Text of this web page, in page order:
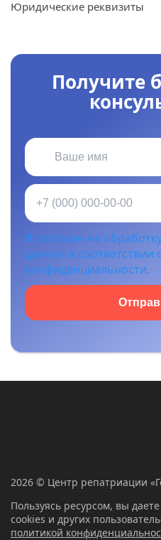
Юридические реквизиты
Получите
Я согласен на
данных в соответствии
конфиденциальности.
2026 © Центр репатриации
Пользуясь ресурсом, вы
cookies и других
политикой